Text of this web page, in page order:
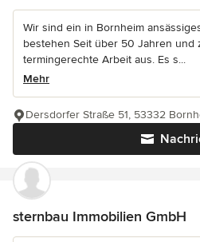
Wir sind ein in Bornheim
bestehen Seit über 50 Jahren und
termingerechte Arbeit aus. Es s...
Mehr
Dersdorfer Straße 51, 53332
sternbau Immobilien GmbH